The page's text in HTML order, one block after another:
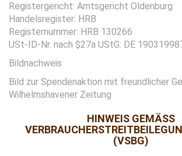
Registergericht: Amtsgericht Oldenburg
Handelsregister: HRB
Registernummer: HRB 130266
USt-ID-Nr. nach $27a UStG: DE
Bildnachweis
Bild zur Spendenaktion mit freundlicher
Wilhelmshavener Zeitung
HINWEIS GEMÄSS V
VSBG)